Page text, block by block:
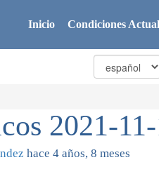
Inicio Condiciones
2021-
hace 4 años, 8 meses